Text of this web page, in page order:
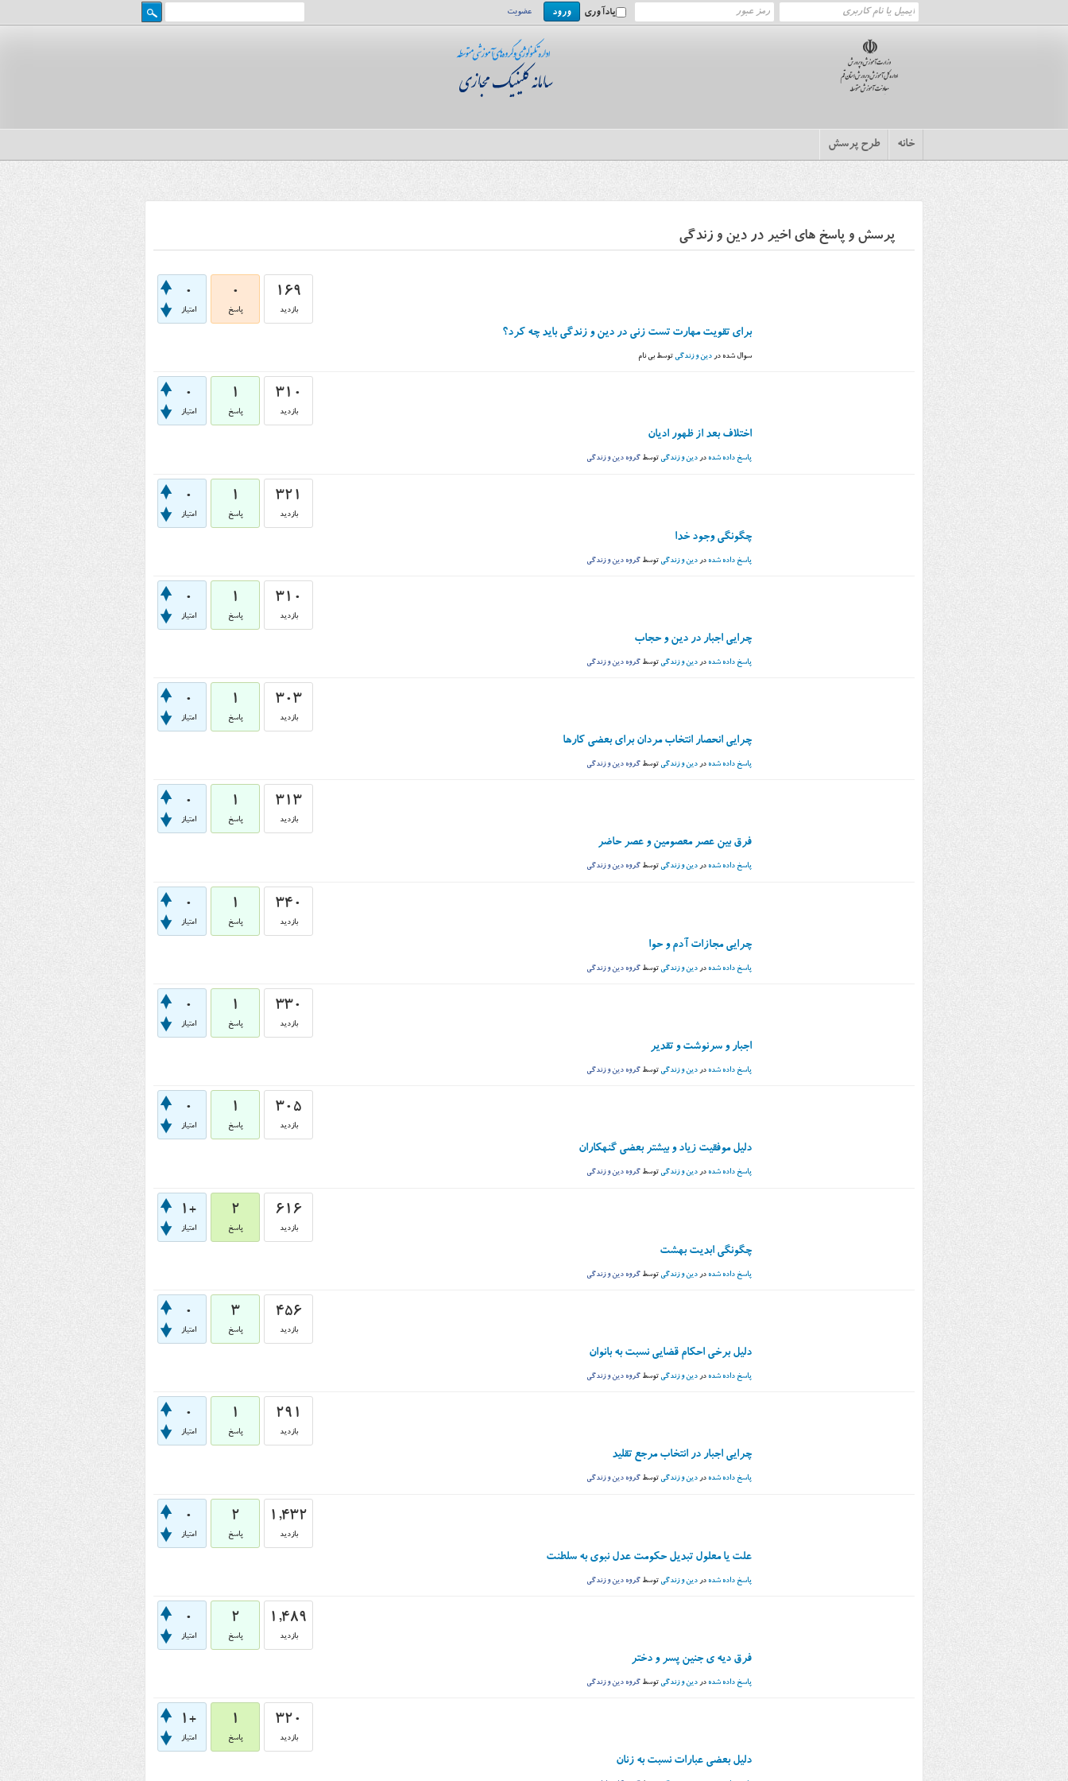
یادآوری عضویت
خانه طرح پرسش
پرسش و پاسخ های اخیر در دین و زندگی
0
امتیاز
0
پاسخ
169
بازدید
برای تقویت مهارت تست زنی در دین و زندگی باید چه کرد؟
سوال شده در دین و زندگی توسطبی نام
0
امتیاز
1
پاسخ
310
بازدید
اختلاف بعد از ظهور ادیان
پاسخ داده شده دردین و زندگی توسط گروه دین و زندگی
0
امتیاز
1
پاسخ
321
بازدید
چگونگی وجود خدا
پاسخ داده شده در دین و زندگی توسط گروه دین و زندگی
0
امتیاز
1
پاسخ
310
بازدید
چرایی اجبار در دین و حجاب
پاسخ داده شده در دین و زندگی توسط گروه دین و زندگی
0
امتیاز
1
پاسخ
303
بازدید
چرایی انحصار انتخاب مردان برای بعضی کارها
پاسخ داده شده در دین و زندگی توسط گروه دین و زندگی
0
امتیاز
1
پاسخ
313
بازدید
فرق بین عصر معصومین و عصر حاضر
پاسخ داده شده دردین و زندگی توسط گروه دین و زندگی
0
امتیاز
1
پاسخ
340
بازدید
چرایی مجازات آدم و حوا
پاسخ داده شده در دین و زندگی توسط گروه دین و زندگی
0
امتیاز
1
پاسخ
330
بازدید
اجبار و سرنوشت و تقدیر
پاسخ داده شده در دین و زندگی توسط گروه دین و زندگی
0
امتیاز
1
پاسخ
305
بازدید
دلیل موفقیت زیاد و بیشتر بعضی گنهکاران
پاسخ داده شده دردین و زندگی توسط گروه دین و زندگی
+1
امتیاز
2
پاسخ
616
بازدید
چگونگی ابدیت بهشت
پاسخ داده شده در دین و زندگی توسط گروه دین و زندگی
0
امتیاز
3
پاسخ
456
بازدید
دلیل برخی احکام قضایی نسبت به بانوان
پاسخ داده شده در دین و زندگی توسط گروه دین و زندگی
0
امتیاز
1
پاسخ
291
بازدید
چرایی اجبار در انتخاب مرجع تقلید
پاسخ داده شده دردین و زندگی توسط گروه دین و زندگی
0
امتیاز
2
پاسخ
1,432
بازدید
علت یا معلول تبدیل حکومت عدل نبوی به سلطنت
پاسخ داده شده در دین و زندگی توسط گروه دین و زندگی
0
امتیاز
2
پاسخ
1,489
بازدید
فرق دیه ی جنین پسر و دختر
پاسخ داده شده در دین و زندگی توسط گروه دین و زندگی
+1
امتیاز
1
پاسخ
320
بازدید
دلیل بعضی عبارات نسبت به زنان